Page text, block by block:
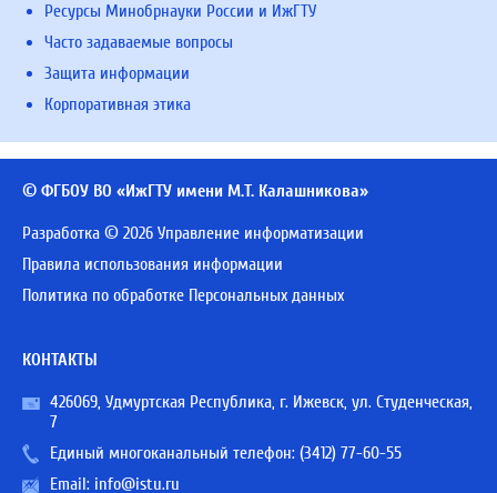
Ресурсы Минобрнауки России и ИжГТУ
Часто задаваемые вопросы
Защита информации
Корпоративная этика
© ФГБОУ ВО «ИжГТУ имени М.Т. Калашникова»
Разработка © 2026 Управление информатизации
Правила использования информации
Политика по обработке Персональных данных
КОНТАКТЫ
426069, Удмуртская Республика, г. Ижевск, ул. Студенческая,
7
Единый многоканальный телефон: (3412) 77-60-55
Email: info@istu.ru